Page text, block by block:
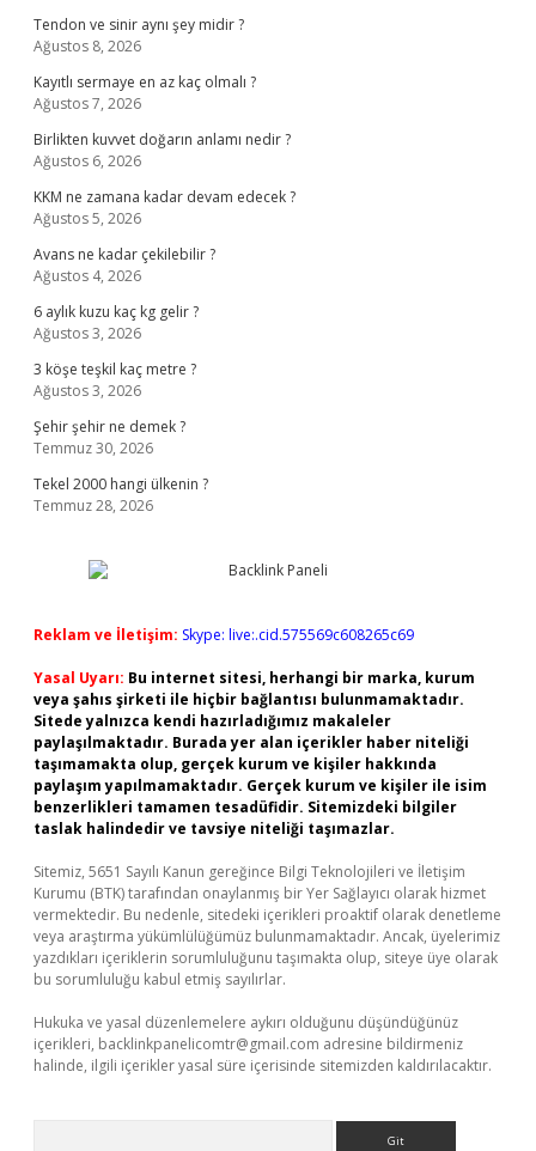
Tendon ve sinir aynı şey midir ?
Ağustos 8, 2026
Kayıtlı sermaye en az kaç olmalı ?
Ağustos 7, 2026
Birlikten kuvvet doğarın anlamı nedir ?
Ağustos 6, 2026
KKM ne zamana kadar devam edecek ?
Ağustos 5, 2026
Avans ne kadar çekilebilir ?
Ağustos 4, 2026
6 aylık kuzu kaç kg gelir ?
Ağustos 3, 2026
3 köşe teşkil kaç metre ?
Ağustos 3, 2026
Şehir şehir ne demek ?
Temmuz 30, 2026
Tekel 2000 hangi ülkenin ?
Temmuz 28, 2026
Reklam ve İletişim: Skype: live:.cid.575569c608265c69
Yasal Uyarı: Bu internet sitesi, herhangi bir marka, kurum
veya şahıs şirketi ile hiçbir bağlantısı bulunmamaktadır.
Sitede yalnızca kendi hazırladığımız makaleler
paylaşılmaktadır. Burada yer alan içerikler haber niteliği
taşımamakta olup, gerçek kurum ve kişiler hakkında
paylaşım yapılmamaktadır. Gerçek kurum ve kişiler ile isim
benzerlikleri tamamen tesadüfidir. Sitemizdeki bilgiler
taslak halindedir ve tavsiye niteliği taşımazlar.
Sitemiz, 5651 Sayılı Kanun gereğince Bilgi Teknolojileri ve İletişim
Kurumu (BTK) tarafından onaylanmış bir Yer Sağlayıcı olarak hizmet
vermektedir. Bu nedenle, sitedeki içerikleri proaktif olarak denetleme
veya araştırma yükümlülüğümüz bulunmamaktadır. Ancak, üyelerimiz
yazdıkları içeriklerin sorumluluğunu taşımakta olup, siteye üye olarak
bu sorumluluğu kabul etmiş sayılırlar.
Hukuka ve yasal düzenlemelere aykırı olduğunu düşündüğünüz
içerikleri, backlinkpanelicomtr@gmail.com adresine bildirmeniz
halinde, ilgili içerikler yasal süre içerisinde sitemizden kaldırılacaktır.